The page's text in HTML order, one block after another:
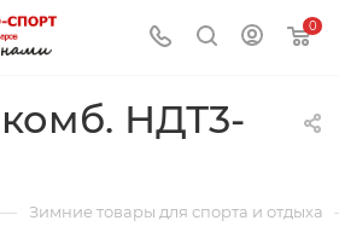
0
НДТ3-
— Зимние товары для спорта и отдыха